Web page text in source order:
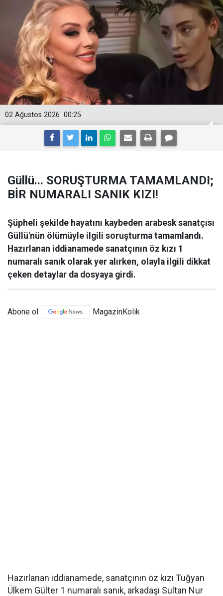
00:25
02 Ağustos 2026
Güllü... SORUŞTURMA TAMAMLANDI;
BİR NUMARALI SANIK KIZI!
Şüpheli şekilde hayatını kaybeden arabesk sanatçısı
Güllü'nün ölümüyle ilgili soruşturma tamamlandı.
Hazırlanan iddianamede sanatçının öz kızı 1
numaralı sanık olarak yer alırken, olayla ilgili dikkat
çeken detaylar da dosyaya girdi.
Abone ol MagazinKolik
Hazırlanan iddianamede, sanatçının öz kızı Tuğyan
Ülkem Gülter 1 numaralı sanık, arkadaşı Sultan Nur